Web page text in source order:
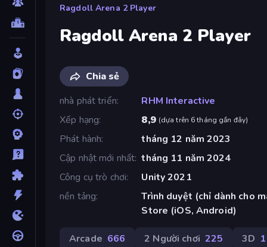
Ragdoll Arena 2 Player
Ragdoll Arena 2 Player
Chia sẻ
nhà phát triển
RHM Interactive
Xếp hạng
8,9 (dựa trên 6 tháng gần đây)
Phát hành
tháng 12 năm 2023
Cập nhật mới nhất tháng 11 năm 2024
Công cụ trò chơi
Unity 2021
nền tảng
Trình duyệt (chỉ dành cho
Store (iOS, Android)
Arcade 666 2 Người chơi 225 3D